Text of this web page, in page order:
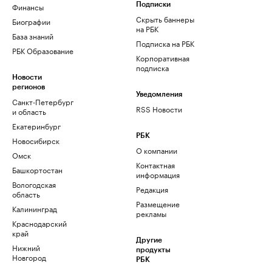
Финансы
Биографии
База знаний
РБК Образование
Новости
регионов
Санкт-Петербург
и область
Екатеринбург
Новосибирск
Омск
Башкортостан
Вологодская
область
Калининград
Краснодарский
край
Нижний
Новгород
Подписки
Скрыть баннеры
на РБК
Подписка на РБК
Корпоративная
подписка
Уведомления
RSS Новости
РБК
О компании
Контактная
информация
Редакция
Размещение
рекламы
Другие
продукты
РБК